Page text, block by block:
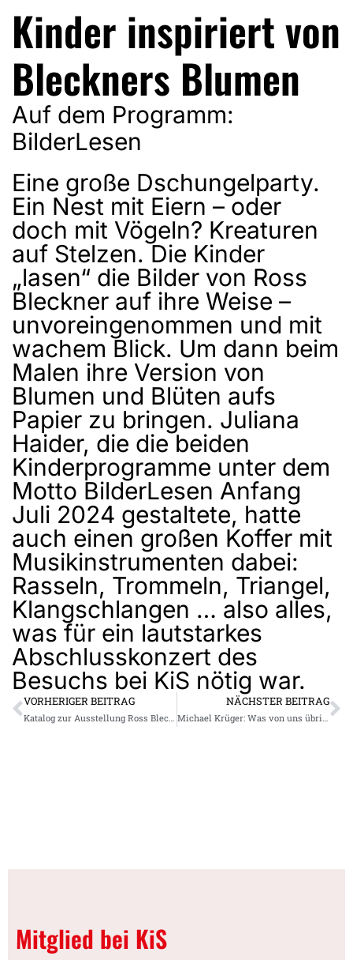
Kinder inspiriert von
Bleckners Blumen
Auf dem Programm:
BilderLesen
Eine große Dschungelparty.
Ein Nest mit Eiern – oder
doch mit Vögeln? Kreaturen
auf Stelzen. Die Kinder
„lasen“ die Bilder von Ross
Bleckner auf ihre Weise –
unvoreingenommen und mit
wachem Blick. Um dann beim
Malen ihre Version von
Blumen und Blüten aufs
Papier zu bringen. Juliana
Haider, die die beiden
Kinderprogramme unter dem
Motto BilderLesen Anfang
Juli 2024 gestaltete, hatte
auch einen großen Koffer mit
Musikinstrumenten dabei:
Rasseln, Trommeln, Triangel,
Klangschlangen … also alles,
was für ein lautstarkes
Abschlusskonzert des
Besuchs bei KiS nötig war.
VORHERIGER BEITRAG
Katalog zur Ausstellung Ross Bleckner
NÄCHSTER BEITRAG
Michael Krüger: Was von uns übrig bleibt …
Mitglied bei KiS